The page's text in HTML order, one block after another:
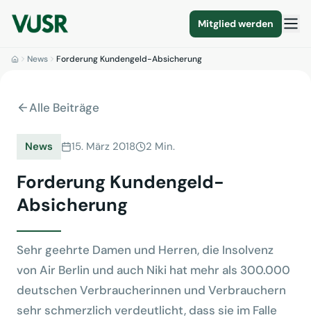
Mitglied werden
News Forderung Kundengeld-Absicherung
Alle Beiträge
News 15. März 2018 2 Min.
Forderung Kundengeld-
Absicherung
Sehr geehrte Damen und Herren, die Insolvenz
von Air Berlin und auch Niki hat mehr als 300.000
deutschen Verbraucherinnen und Verbrauchern
sehr schmerzlich verdeutlicht, dass sie im Falle